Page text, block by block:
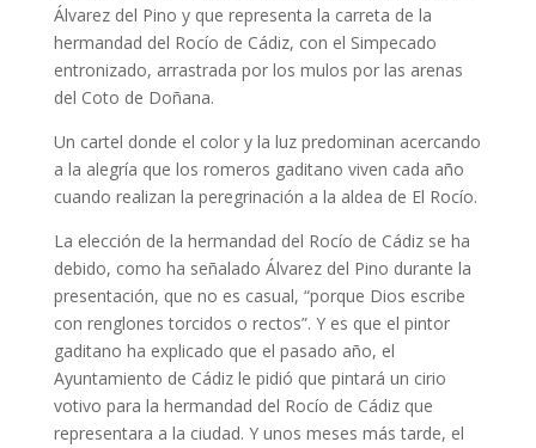
Álvarez del Pino y que representa la carreta de la
hermandad del Rocío de Cádiz, con el Simpecado
entronizado, arrastrada por los mulos por las arenas
del Coto de Doñana.
Un cartel donde el color y la luz predominan acercando
a la alegría que los romeros gaditano viven cada año
cuando realizan la peregrinación a la aldea de El Rocío.
La elección de la hermandad del Rocío de Cádiz se ha
debido, como ha señalado Álvarez del Pino durante la
presentación, que no es casual, “porque Dios escribe
con renglones torcidos o rectos”. Y es que el pintor
gaditano ha explicado que el pasado año, el
Ayuntamiento de Cádiz le pidió que pintará un cirio
votivo para la hermandad del Rocío de Cádiz que
representara a la ciudad. Y unos meses más tarde, el